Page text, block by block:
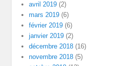
avril 2019 (2)
mars 2019 (6)
février 2019 (6)
janvier 2019 (2)
décembre 2018 (16)
novembre 2018 (5)